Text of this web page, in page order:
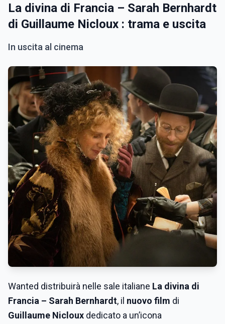
La divina di Francia – Sarah Bernhardt
di Guillaume Nicloux : trama e uscita
In uscita al cinema
Wanted distribuirà nelle sale italiane La divina di
Francia – Sarah Bernhardt, il nuovo film di
Guillaume Nicloux dedicato a un’icona